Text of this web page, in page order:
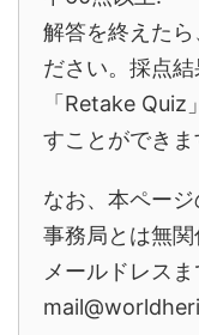
解答を終えた
ださい。採点結
「Retake
すことができま
なお、本ペー
事務局とは無
メールドレスま